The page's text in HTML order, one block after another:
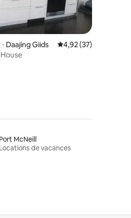
de 92 commentaires : 4,95 sur 5
Daajing Giids Évaluation moyenne
4,92 (37)
Port McNeill
Locations de vacances